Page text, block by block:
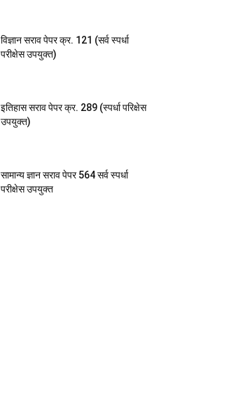
विज्ञान सराव पेपर क्र. 121 (सर्व स्पर्धा
परीक्षेस उपयुक्त)
इतिहास सराव पेपर क्र. 289 (स्पर्धा परिक्षेस
उपयुक्त)
सामान्य ज्ञान सराव पेपर 564 सर्व स्पर्धा
परीक्षेस उपयुक्त